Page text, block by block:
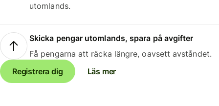
utomlands.
Skicka pengar utomlands, spara på avgifter
Få pengarna att räcka längre, oavsett avståndet.
Registrera dig
Läs mer